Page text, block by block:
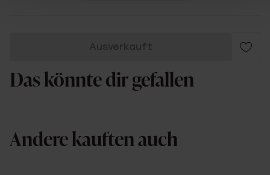
Ausverkauft
Das könnte dir gefallen
Andere kauften auch